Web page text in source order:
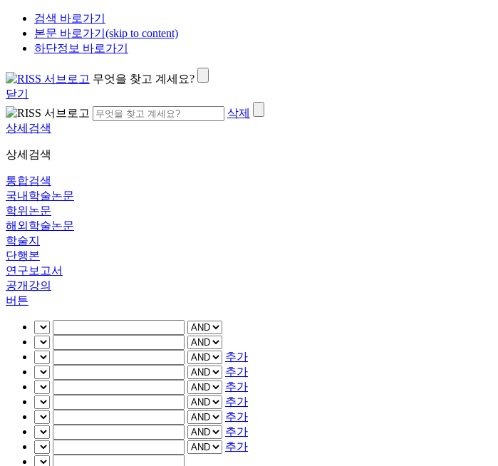
검색 바로가기
본문 바로가기(skip to content)
하단정보 바로가기
무엇을 찾고 계세요?
닫기
삭제
상세검색
상세검색
통합검색
국내학술논문
학위논문
해외학술논문
학술지
단행본
연구보고서
공개강의
버튼
추가
추가
추가
추가
추가
추가
추가